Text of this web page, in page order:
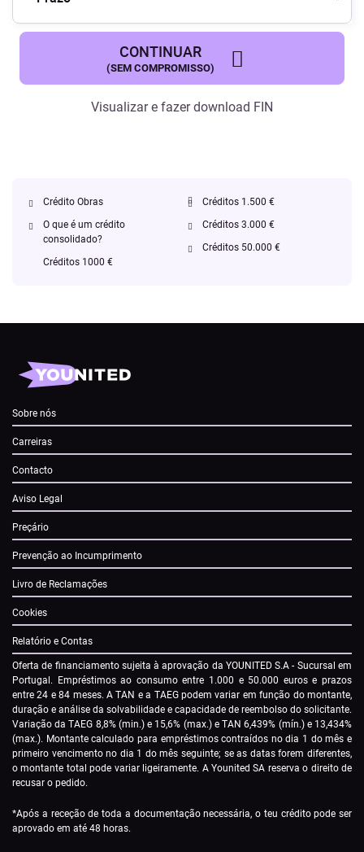
CONTINUAR
(SEM COMPROMISSO)
Visualizar e fazer download FIN
Crédito Obras
O que é um crédito
consolidado?
Créditos 1000 €
Créditos 1.500 €
Créditos 3.000 €
Créditos 50.000 €
Sobre nós
Carreiras
Contacto
Aviso Legal
Preçário
Prevenção ao Incumprimento
Livro de Reclamações
Cookies
Relatório e Contas
Oferta de financiamento sujeita à aprovação da YOUNITED S.A - Sucursal em
Portugal. Empréstimos ao consumo entre 1.000 e 50.000 euros e prazos
entre 24 e 84 meses. A TAN e a TAEG podem variar em função do montante,
duração e análise da solvabilidade e capacidade de reembolso do solicitante.
Variação da TAEG 8,8% (min.) e 15,6% (max.) e TAN 6,439% (mín.) e 13,434%
(max.). Montante calculado para empréstimos contraídos no dia 1 do mês e
primeiro vencimento no dia 1 do mês seguinte; se as datas forem diferentes,
o montante total pode variar ligeiramente. A Younited SA reserva o direito de
recusar o pedido.
*Após a receção de toda a documentação necessária, o teu crédito pode ser
aprovado em até 48 horas.